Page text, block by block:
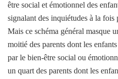
être social et émotionnel des
signalant des inquiétudes à la fois
Mais ce schéma général masque
moitié des parents dont les
par le bien-être social ou
un quart des parents dont les